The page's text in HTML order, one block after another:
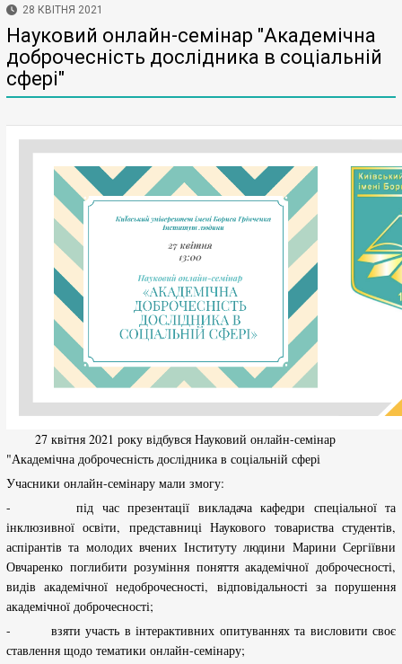
28 КВІТНЯ 2021
Науковий онлайн-семінар "Академічна
доброчесність дослідника в соціальній
сфері"
27 квітня 2021 року відбувся Науковий онлайн-семінар
"Академічна доброчесність дослідника в соціальній сфері
Учасники онлайн-семінару мали змогу:
- під час презентації викладача кафедри спеціальної та
інклюзивної освіти, представниці Наукового товариства студентів,
аспірантів та молодих вчених Інституту людини Марини Сергіївни
Овчаренко поглибити розуміння поняття академічної доброчесності,
видів академічної недоброчесності, відповідальності за порушення
академічної доброчесності;
- взяти участь в інтерактивних опитуваннях та висловити своє
ставлення щодо тематики онлайн-семінару;